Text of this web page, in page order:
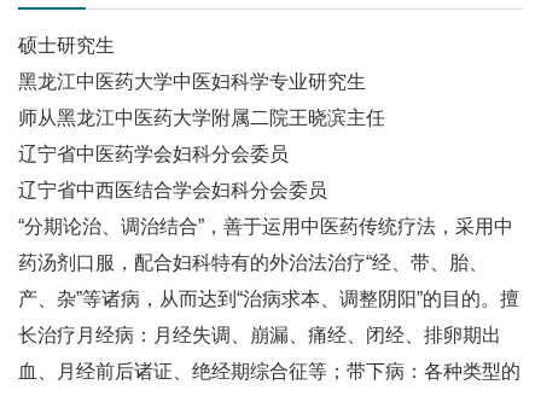
硕士研究生
黑龙江中医药大学中医妇科学专业研究生
师从黑龙江中医药大学附属二院王晓滨主任
辽宁省中医药学会妇科分会委员
辽宁省中西医结合学会妇科分会委员
“分期论治、调治结合”，善于运用中医药传统疗法，采用中
药汤剂口服，配合妇科特有的外治法治疗“经、带、胎、
产、杂”等诸病，从而达到“治病求本、调整阴阳”的目的。擅
长治疗月经病：月经失调、崩漏、痛经、闭经、排卵期出
血、月经前后诸证、绝经期综合征等；带下病：各种类型的